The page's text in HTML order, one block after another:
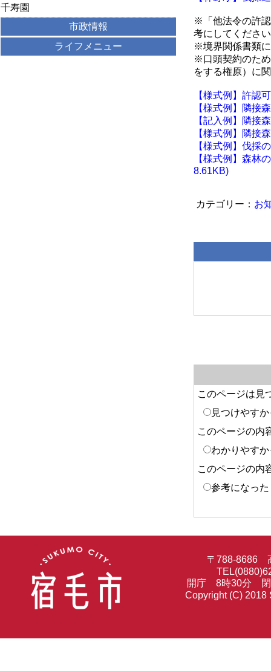
※「他法令の許
考にしてくださ
※境界関係書類
※口頭契約のた
をする権原）に
【様式例】許認
【様式例】隣接
【記入例】隣接
【様式例】隣接
【様式例】伐採
【様式例】森林
8.61KB)
お
このページは見
見つけやす
このページの内
わかりやす
このページの内
参考になった
千寿園
市政情報
ライフメニュー
〒788-8686
開庁 8時30分 閉
Copyright (C) 2018